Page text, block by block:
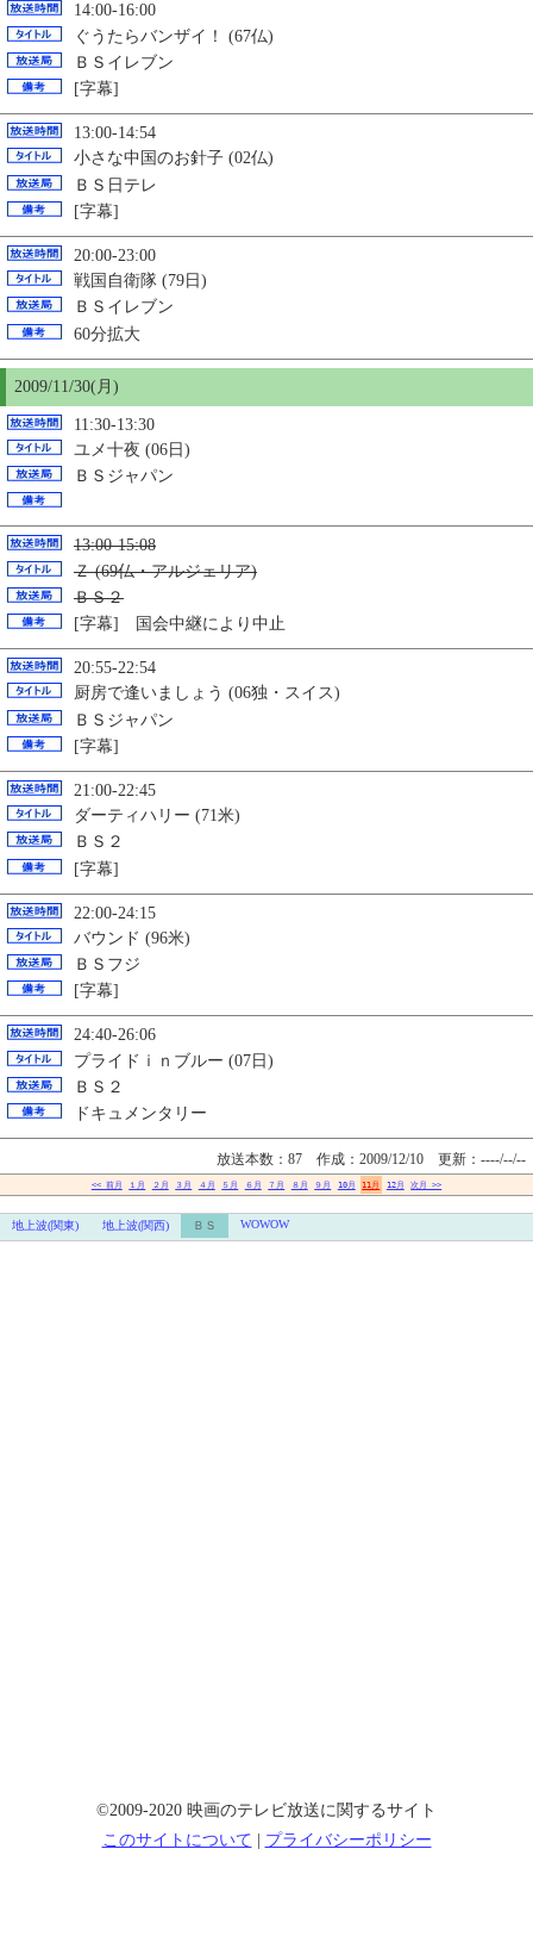
14:00-16:00
ぐうたらバンザイ！ (67仏)
ＢＳイレブン
[字幕]
13:00-14:54
小さな中国のお針子 (02仏)
ＢＳ日テレ
[字幕]
20:00-23:00
戦国自衛隊 (79日)
ＢＳイレブン
60分拡大
2009/11/30(月)
11:30-13:30
ユメ十夜 (06日)
ＢＳジャパン
13:00-15:08
Ｚ (69仏・アルジェリア)
ＢＳ２
[字幕] 国会中継により中止
20:55-22:54
厨房で逢いましょう (06独・スイス)
ＢＳジャパン
[字幕]
21:00-22:45
ダーティハリー (71米)
ＢＳ２
[字幕]
22:00-24:15
バウンド (96米)
ＢＳフジ
[字幕]
24:40-26:06
プライドｉｎブルー (07日)
ＢＳ２
ドキュメンタリー
放送本数：87 作成：2009/12/10 更新：----/--/--
<< 前月 １月 ２月 ３月 ４月 ５月 ６月 ７月 ８月 ９月 10月 11月 12月 次月 >>
地上波(関東) 地上波(関西) ＢＳ WOWOW
©2009-2020 映画のテレビ放送に関するサイト
このサイトについて
プライバシーポリシー